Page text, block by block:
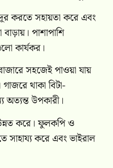
করতে সহায়তা করে এবং
পাশাপাশি
কার্যকর।
সহজেই পাওয়া যায়
থাকা বিটা-
অত্যন্ত উপকারী।
করে। ফুলকপি ও
সাহায্য করে এবং ভাইরাল